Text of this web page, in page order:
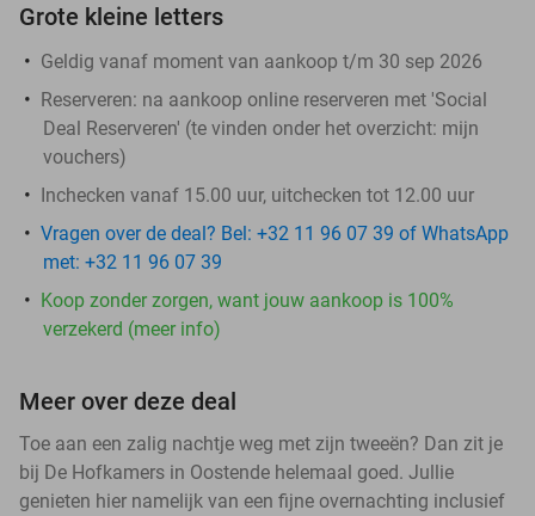
Grote kleine letters
Geldig vanaf moment van aankoop t/m 30 sep 2026
Reserveren: na aankoop online reserveren met 'Social
Deal Reserveren' (te vinden onder het overzicht: mijn
vouchers)
Inchecken vanaf 15.00 uur, uitchecken tot 12.00 uur
Vragen over de deal? Bel: +32 11 96 07 39 of WhatsApp
met: +32 11 96 07 39
Koop zonder zorgen, want jouw aankoop is 100%
verzekerd (meer info)
Meer over deze deal
Toe aan een zalig nachtje weg met zijn tweeën? Dan zit je
bij De Hofkamers in Oostende helemaal goed. Jullie
genieten hier namelijk van een fijne overnachting inclusief